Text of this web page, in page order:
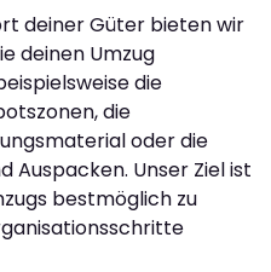
deiner Güter bieten wir
deinen Umzug
die
die
oder die
Auspacken. Unser Ziel ist
bestmöglich zu